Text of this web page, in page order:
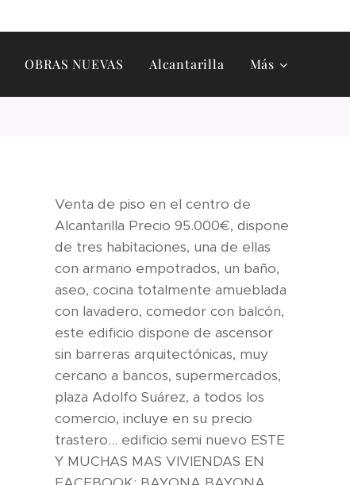
OBRAS NUEVAS Alcantarilla Más
Venta de piso en el centro de
Alcantarilla Precio 95.000€, dispone
de tres habitaciones, una de ellas
con armario empotrados, un baño,
aseo, cocina totalmente amueblada
con lavadero, comedor con balcón,
este edificio dispone de ascensor
sin barreras arquitectónicas, muy
cercano a bancos, supermercados,
plaza Adolfo Suárez, a todos los
comercio, incluye en su precio
trastero... edificio semi nuevo ESTE
Y MUCHAS MAS VIVIENDAS EN